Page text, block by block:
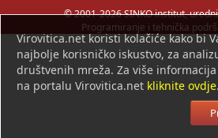
© 2001-2026 SINKO institut,
Programiranje i tehnička
Virovitica.net koristi kolačiće kako bi
najbolje korisničko iskustvo, za
društvenih mreža. Za više
na portalu Virovitica.net kliknite ovdje.